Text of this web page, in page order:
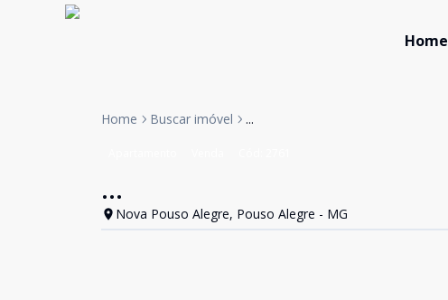
Home
Home Buscar imóvel ...
...
Nova Pouso Alegre, Pouso Alegre - MG